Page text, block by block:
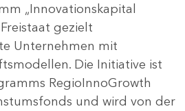
„Innovationskapital
gezielt
Unternehmen mit
Die Initiative ist
RegioInnoGrowth
und wird von der